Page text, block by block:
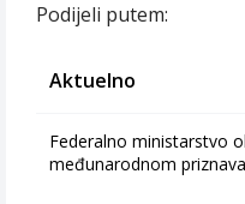
Podijeli putem:
Aktuelno
Federalno ministarstvo
međunarodnom